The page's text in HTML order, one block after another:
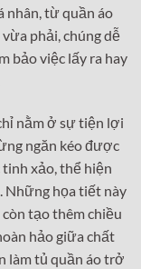
nhân, từ quần áo
phải, chúng dễ
bảo việc lấy ra hay
nằm ở sự tiện lợi
ngăn kéo được
xảo, thể hiện
Những họa tiết này
tạo thêm chiều
hảo giữa chất
làm tủ quần áo trở